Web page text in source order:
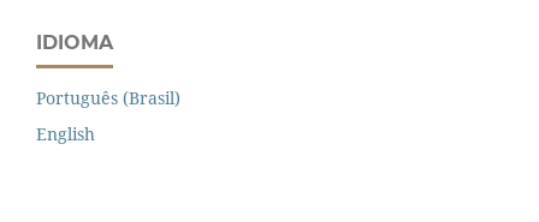
IDIOMA
Português (Brasil)
English